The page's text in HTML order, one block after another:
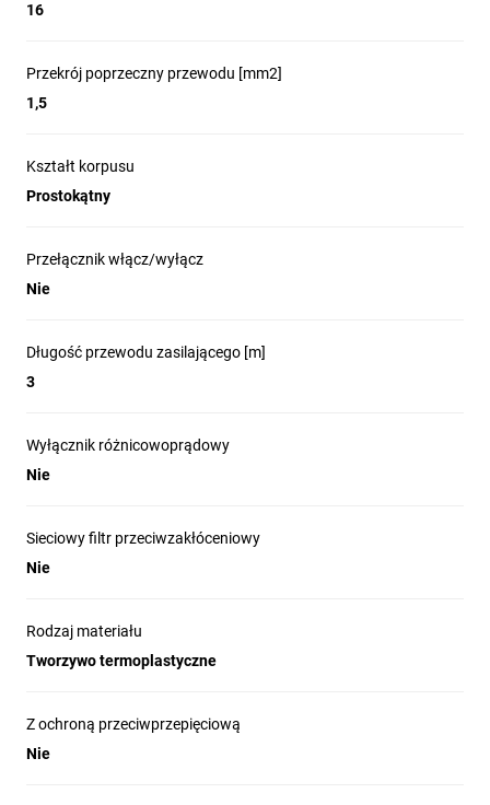
16
Przekrój poprzeczny przewodu [mm2]
1,5
Kształt korpusu
Prostokątny
Przełącznik włącz/wyłącz
Nie
Długość przewodu zasilającego [m]
3
Wyłącznik różnicowoprądowy
Nie
Sieciowy filtr przeciwzakłóceniowy
Nie
Rodzaj materiału
Tworzywo termoplastyczne
Z ochroną przeciwprzepięciową
Nie